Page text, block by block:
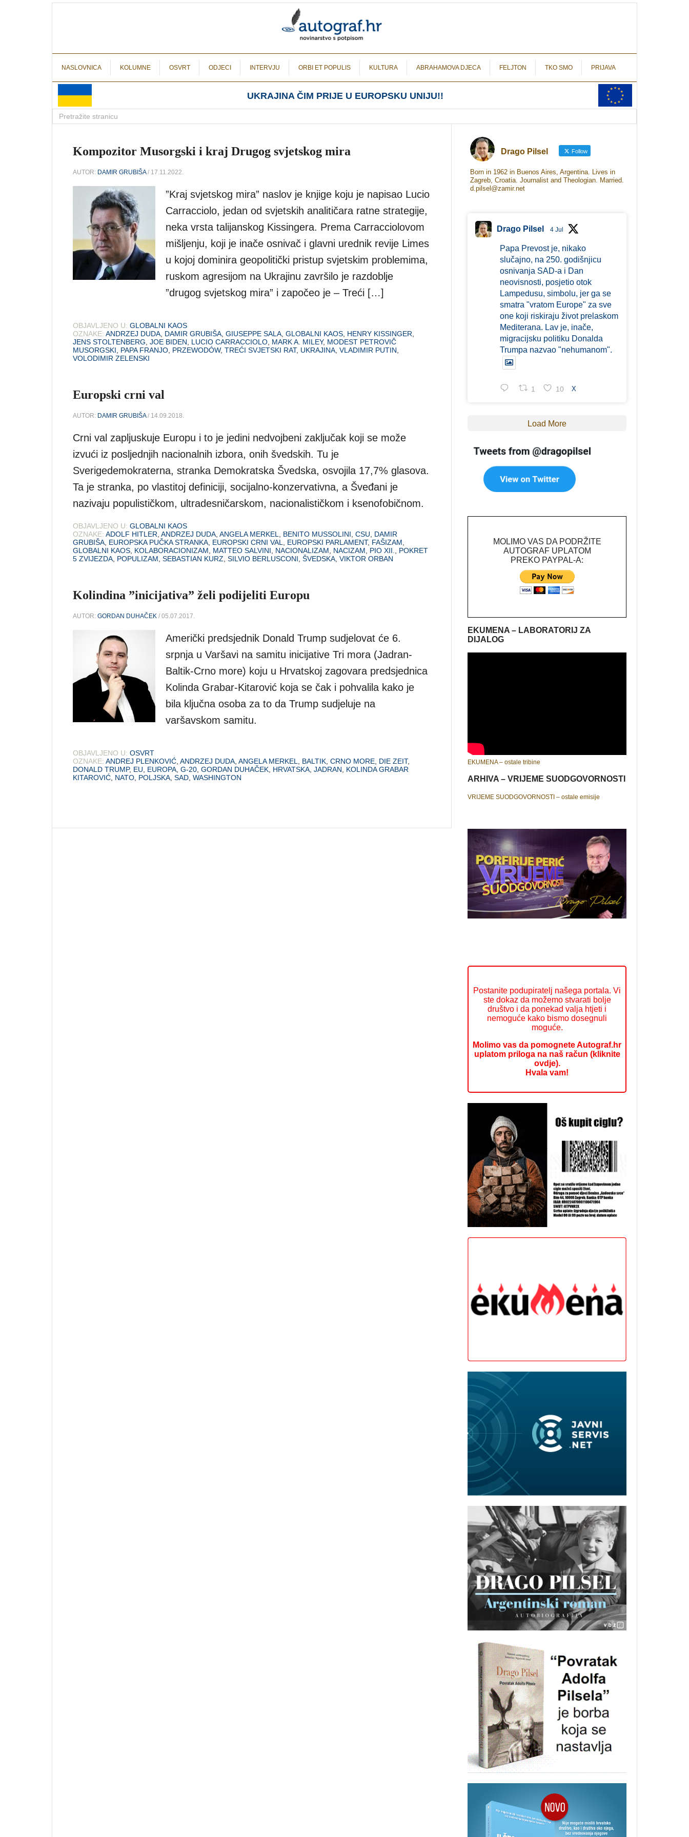
NASLOVNICA KOLUMNE OSVRT ODJECI INTERVJU ORBI ET POPULIS KULTURA ABRAHAMOVA DJECA FELJTON TKO SMO PRIJAVA
UKRAJINA ČIM PRIJE U EUROPSKU UNIJU!!
Kompozitor Musorgski i kraj Drugog svjetskog mira
AUTOR: DAMIR GRUBIŠA/ 17.11.2022.
”Kraj svjetskog mira” naslov je knjige koju je napisao Lucio
Carracciolo, jedan od svjetskih analitičara ratne strategije,
neka vrsta talijanskog Kissingera. Prema Carracciolovom
mišljenju, koji je inače osnivač i glavni urednik revije Limes
u kojoj dominira geopolitički pristup svjetskim problemima,
ruskom agresijom na Ukrajinu završilo je razdoblje
”drugog svjetskog mira” i započeo je – Treći […]
OBJAVLJENO U: GLOBALNI KAOS
OZNAKE: ANDRZEJ DUDA DAMIR GRUBIŠA GIUSEPPE SALA GLOBALNI KAOS HENRY KISSINGER
JENS STOLTENBERG JOE BIDEN LUCIO CARRACCIOLO MARK A. MILEY, MODEST PETROVIČ
MUSORGSKI
PAPA FRANJO PRZEWODÓW, TREĆI SVJETSKI RAT, UKRAJINA VLADIMIR PUTIN
VOLODIMIR ZELENSKI
Europski crni val
AUTOR: DAMIR GRUBIŠA/ 14.09.2018.
Crni val zapljuskuje Europu i to je jedini nedvojbeni zaključak koji se može
izvući iz posljednjih nacionalnih izbora, onih švedskih. Tu je
Sverigedemokraterna, stranka Demokratska Švedska, osvojila 17,7% glasova.
Ta je stranka, po vlastitoj definiciji, socijalno-konzervativna, a Šveđani je
nazivaju populističkom, ultradesničarskom, nacionalističkom i ksenofobičnom.
OBJAVLJENO U: GLOBALNI KAOS
OZNAKE: ADOLF HITLER ANDRZEJ DUDA ANGELA MERKEL BENITO MUSSOLINI CSU
DAMIR
GRUBIŠA EUROPSKA PUČKA STRANKA EUROPSKI CRNI VAL EUROPSKI PARLAMENT, FAŠIZAM
GLOBALNI KAOS KOLABORACIONIZAM MATTEO SALVINI NACIONALIZAM NACIZAM PIO XII.
POKRET
5 ZVIJEZDA POPULIZAM SEBASTIAN KURZ SILVIO BERLUSCONI ŠVEDSKA VIKTOR ORBAN
Kolindina ”inicijativa” želi podijeliti Europu
AUTOR: GORDAN DUHAČEK / 05.07.2017.
Američki predsjednik Donald Trump sudjelovat će 6.
srpnja u Varšavi na samitu inicijative Tri mora (Jadran-
Baltik-Crno more) koju u Hrvatskoj zagovara predsjednica
Kolinda Grabar-Kitarović koja se čak i pohvalila kako je
bila ključna osoba za to da Trump sudjeluje na
varšavskom samitu.
OBJAVLJENO U: OSVRT
OZNAKE: ANDREJ PLENKOVIĆ ANDRZEJ DUDA ANGELA MERKEL BALTIK CRNO MORE DIE ZEIT,
DONALD TRUMP, EU EUROPA G-20 GORDAN DUHAČEK HRVATSKA JADRAN
KOLINDA GRABAR
KITAROVIĆ NATO POLJSKA SAD WASHINGTON
Drago Pilsel Follow
Born in 1962 in Buenos Aires, Argentina. Lives in
Zagreb, Croatia. Journalist and Theologian. Married.
d.pilsel@zamir.net
Drago Pilsel 4 Jul
Papa Prevost je, nikako
slučajno, na 250. godišnjicu
osnivanja SAD-a i Dan
neovisnosti, posjetio otok
Lampedusu, simbolu, jer ga se
smatra "vratom Europe" za sve
one koji riskiraju život prelaskom
Mediterana. Lav je, inače,
migracijsku politiku Donalda
Trumpa nazvao "nehumanom".
1 10 X
Load More
MOLIMO VAS DA PODRŽITE
AUTOGRAF UPLATOM
PREKO PAYPAL-A:
EKUMENA – LABORATORIJ ZA
DIJALOG
EKUMENA – ostale tribine
ARHIVA – VRIJEME SUODGOVORNOSTI
VRIJEME SUODGOVORNOSTI – ostale emisije
Postanite podupiratelj našega portala. Vi
ste dokaz da možemo stvarati bolje
društvo i da ponekad valja htjeti i
nemoguće kako bismo dosegnuli
moguće.
Molimo vas da pomognete Autograf.hr
uplatom priloga na naš račun (kliknite
ovdje).
Hvala vam!